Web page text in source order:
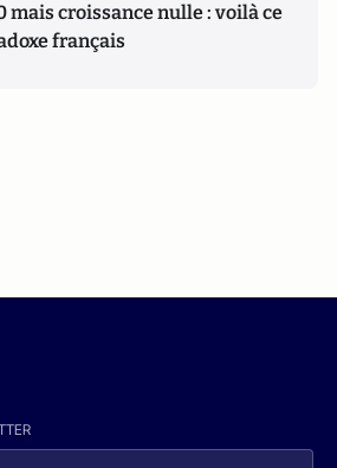
mais croissance nulle : voilà ce
français